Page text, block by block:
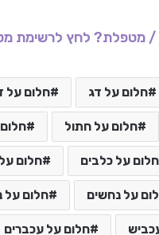
מטפלת? לחץ לרשימת
חלום על דג חלום על
חלום על חתול
חלום על כלבים חלום
על נחשים חלום על
חלום על עכברים